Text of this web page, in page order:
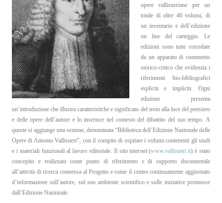
opere vallisneriane per un
totale di oltre 40 volumi, di
un inventario e dell’edizione
on line del carteggio. Le
edizioni sono tutte corredate
da un apparato di commento
storico-critico che evidenzia i
riferimenti bio-bibliografici
espliciti e impliciti. Ogni
edizione presenta
un’introduzione che illustra caratteristiche e significato del testo alla luce del pensiero
e delle opere dell’autore e lo inserisce nel contesto del dibattito del suo tempo. A
queste si aggiunge una sezione, denominata “Biblioteca dell’Edizione Nazionale delle
Opere di Antonio Vallisneri”, con il compito di ospitare i volumi contenenti gli studi
e i materiali funzionali al lavoro editoriale. Il sito internet (www.vallisneri.it) è stato
concepito e realizzato come punto di riferimento e di supporto documentale
all’attività di ricerca connessa al Progetto e come il centro continuamente aggiornato
d’informazione sull’autore, sul suo ambiente scientifico e sulle iniziative promosse
dall’Edizione Nazionale.